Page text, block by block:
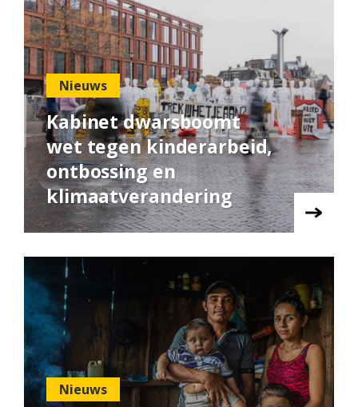
Nieuws
Kabinet dwarsboomt
wet tegen kinderarbeid,
ontbossing en
klimaatverandering
Nieuws